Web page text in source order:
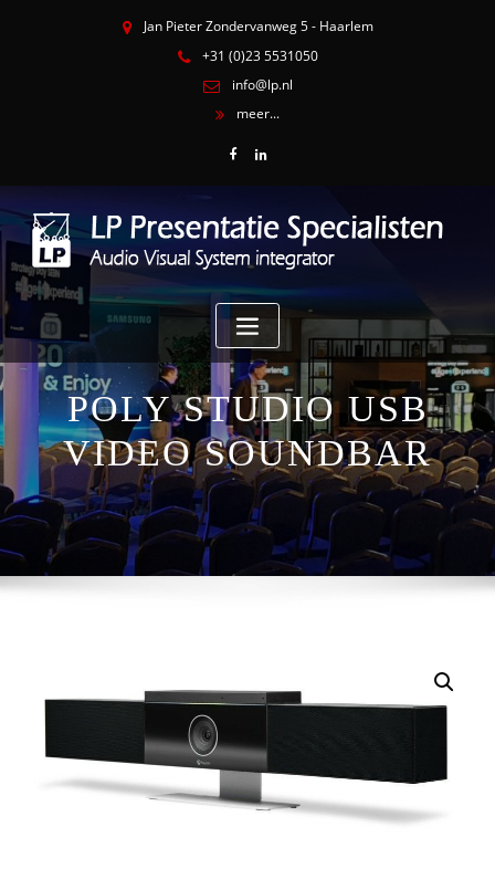
Jan Pieter Zondervanweg 5 - Haarlem
+31 (0)23 5531050
info@lp.nl
meer...
POLY STUDIO USB
VIDEO SOUNDBAR